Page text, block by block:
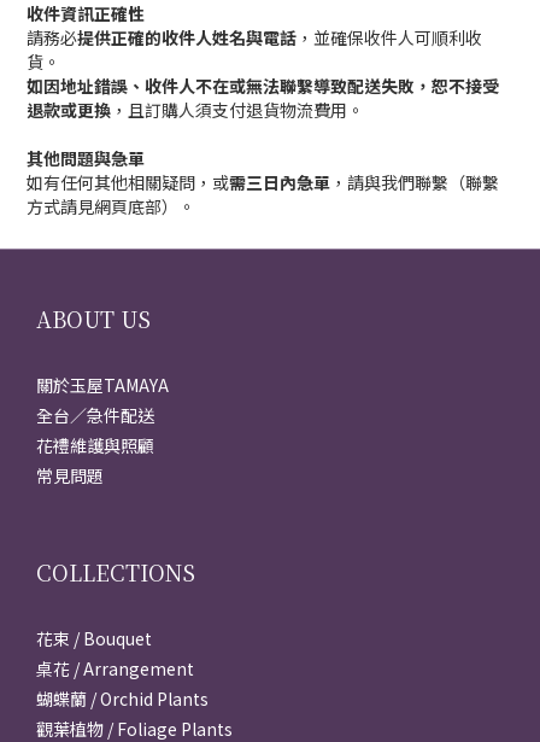
收件資訊正確性
請務必提供正確的收件人姓名與電話 ，並確保收件人可順利收
貨。
如因地址錯誤、收件人不在或無法聯繫導致配送失敗，恕不接受
退款或更換 ，且訂購人須支付退貨物流費用。
其他問題與急單
如有任何其他相關疑問，或需三日內急單 ，請與我們聯繫（聯繫
方式請見網頁底部）。
ABOUT US
關於玉屋TAMAYA
全台／急件配送
花禮維護與照顧
常見問題
COLLECTIONS
花束 / Bouquet
桌花 / Arrangement
蝴蝶蘭 / Orchid Plants
觀葉植物 / Foliage Plants